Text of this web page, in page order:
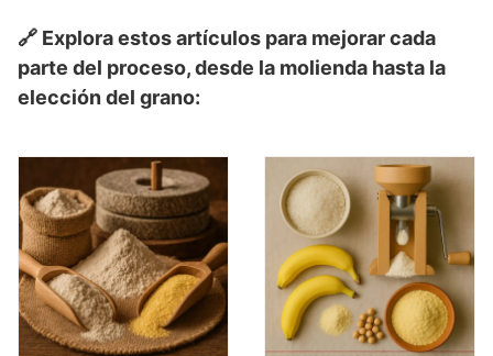
🔗 Explora estos artículos para mejorar cada
parte del proceso, desde la molienda hasta la
elección del grano: